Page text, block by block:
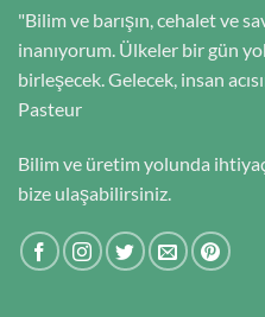
"Bilim ve barışın, cehalet ve
inanıyorum. Ülkeler bir gün
birleşecek. Gelecek, insan
Pasteur
Bilim ve üretim yolunda
bize ulaşabilirsiniz.